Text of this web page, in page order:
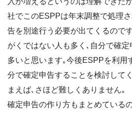
社でこのESPPは年末調整で処理
告を別途行う必要が出てくるので
がくではない人も多く､自分で確
多いと思います｡今後ESPPを利用
分で確定申告することを検討して
まえば､さほど難しくありません｡
確定申告の作り方もまとめている